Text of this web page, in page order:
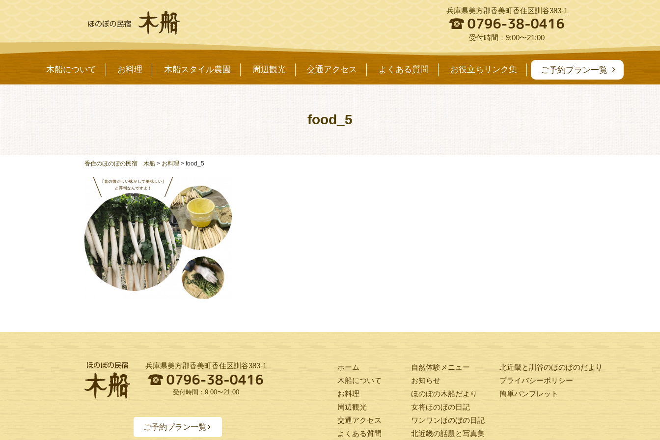
兵庫県美方郡香美町香住区訓谷383-1
受付時間：9:00〜21:00
木船について お料理 木船スタイル農園 周辺観光 交通アクセス よくある質問 お役立ちリンク集 ご予約プラン一覧
food_5
香住のほのぼの民宿 木船 > お料理 > food_5
兵庫県美方郡香美町香住区訓谷383-1
受付時間：9:00〜21:00
ご予約プラン一覧
ホーム
木船について
お料理
周辺観光
交通アクセス
よくある質問
自然体験メニュー
お知らせ
ほのぼの木船だより
女将ほのぼの日記
ワンワンほのぼの日記
北近畿の話題と写真集
北近畿と訓谷のほのぼのだより
プライバシーポリシー
簡単パンフレット